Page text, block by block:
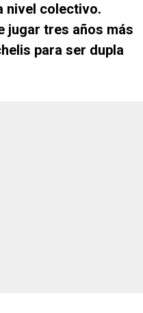
nivel colectivo.
jugar tres años más
para ser dupla